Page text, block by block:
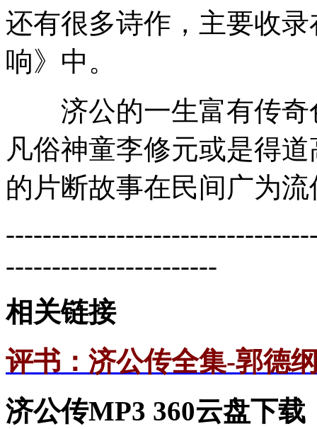
还有很多诗作，主要收
响》中。
济公的一生富有传奇
凡俗神童李修元或是得
的片断故事在民间广为
-----------------------
相关链接
评书：济公传全集-郭德
济公传MP3 360云盘下载